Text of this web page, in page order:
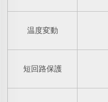
温度変動
短回路保護